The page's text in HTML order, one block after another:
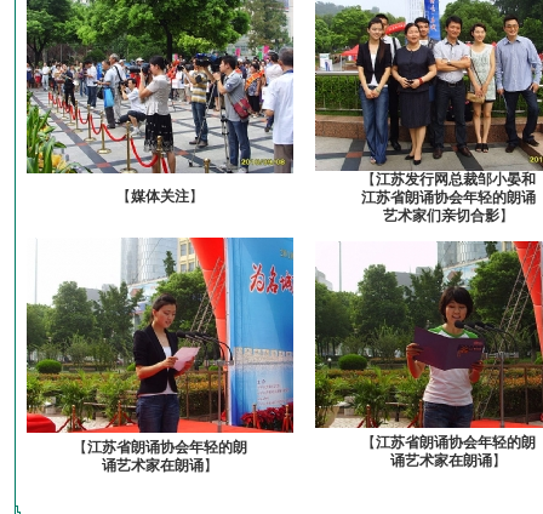
【媒体关注】
【江苏发行网总裁邹小晏和
江苏省朗诵协会年轻的朗诵
艺术家们亲切合影】
【江苏省朗诵协会年轻的朗
诵艺术家在朗诵】
【江苏省朗诵协会年轻的朗
诵艺术家在朗诵】